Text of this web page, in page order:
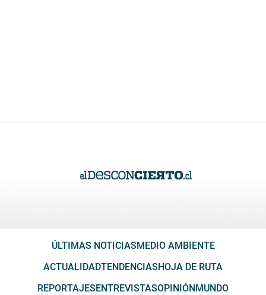
ÚLTIMAS NOTICIASMEDIO AMBIENTE
ACTUALIDADTENDENCIASHOJA DE RUTA
REPORTAJESENTREVISTASOPINIÓNMUNDO